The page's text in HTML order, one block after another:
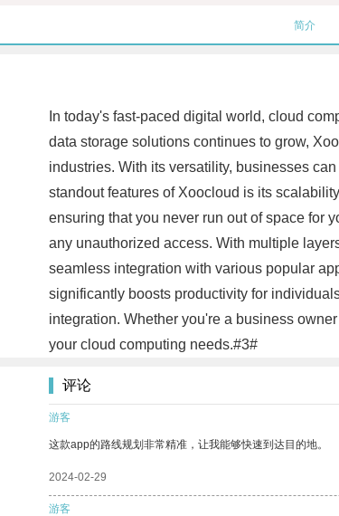
简介
In today's fast-paced digital world, cloud
data storage solutions continues to grow,
industries. With its versatility, businesses
standout features of Xoocloud is its
ensuring that you never run out of space for
any unauthorized access. With multiple
seamless integration with various popular
significantly boosts productivity for
integration. Whether you're a business
your cloud computing needs.#3#
评论
游客
这款app的路线规划非常精准，让我能够快速到达目的地。
2024-02-29
游客